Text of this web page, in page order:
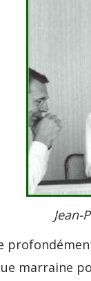
Jean-
marraine